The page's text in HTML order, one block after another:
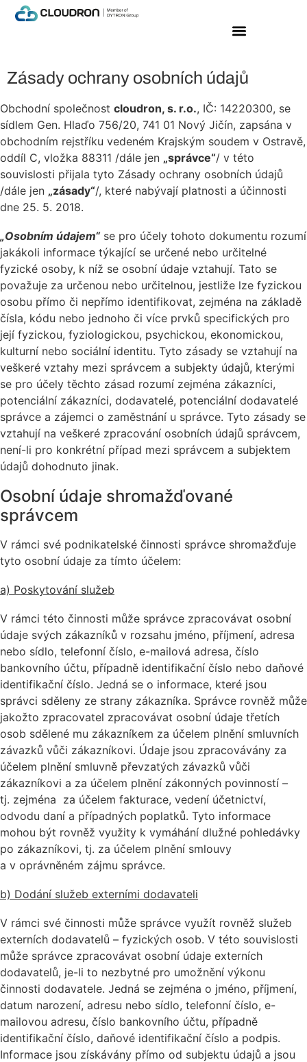
Zásady ochrany osobních údajů
Obchodní společnost cloudron, s. r.o., IČ: 14220300, se
sídlem Gen. Hlaďo 756/20, 741 01 Nový Jičín, zapsána v
obchodním rejstříku vedeném Krajským soudem v Ostravě,
oddíl C, vložka 88311 /dále jen „správce“/ v této
souvislosti přijala tyto Zásady ochrany osobních údajů
/dále jen „zásady“/, které nabývají platnosti a účinnosti
dne 25. 5. 2018.
„Osobním údajem“se pro účely tohoto dokumentu rozumí
jakákoli informace týkající se určené nebo určitelné
fyzické osoby, k níž se osobní údaje vztahují. Tato se
považuje za určenou nebo určitelnou, jestliže lze fyzickou
osobu přímo či nepřímo identifikovat, zejména na základě
čísla, kódu nebo jednoho či více prvků specifických pro
její fyzickou, fyziologickou, psychickou, ekonomickou,
kulturní nebo sociální identitu. Tyto zásady se vztahují na
veškeré vztahy mezi správcem a subjekty údajů, kterými
se pro účely těchto zásad rozumí zejména zákazníci,
potenciální zákazníci, dodavatelé, potenciální dodavatelé
správce a zájemci o zaměstnání u správce. Tyto zásady se
vztahují na veškeré zpracování osobních údajů správcem,
není-li pro konkrétní případ mezi správcem a subjektem
údajů dohodnuto jinak.
Osobní údaje shromažďované
správcem
V rámci své podnikatelské činnosti správce shromažďuje
tyto osobní údaje za tímto účelem:
a) Poskytování služeb
V rámci této činnosti může správce zpracovávat osobní
údaje svých zákazníků v rozsahu jméno, příjmení, adresa
nebo sídlo, telefonní číslo, e-mailová adresa, číslo
bankovního účtu, případně identifikační číslo nebo daňové
identifikační číslo. Jedná se o informace, které jsou
správci sděleny ze strany zákazníka. Správce rovněž může
jakožto zpracovatel zpracovávat osobní údaje třetích
osob sdělené mu zákazníkem za účelem plnění smluvních
závazků vůči zákazníkovi. Údaje jsou zpracovávány za
účelem plnění smluvně převzatých závazků vůči
zákazníkovi a za účelem plnění zákonných povinností –
tj. zejména za účelem fakturace, vedení účetnictví,
odvodu daní a případných poplatků. Tyto informace
mohou být rovněž využity k vymáhání dlužné pohledávky
po zákazníkovi, tj. za účelem plnění smlouvy
a v oprávněném zájmu správce.
b) Dodání služeb externími dodavateli
V rámci své činnosti může správce využít rovněž služeb
externích dodavatelů – fyzických osob. V této souvislosti
může správce zpracovávat osobní údaje externích
dodavatelů, je-li to nezbytné pro umožnění výkonu
činnosti dodavatele. Jedná se zejména o jméno, příjmení,
datum narození, adresu nebo sídlo, telefonní číslo, e-
mailovou adresu, číslo bankovního účtu, případně
identifikační číslo, daňové identifikační číslo a podpis.
Informace jsou získávány přímo od subjektu údajů a jsou